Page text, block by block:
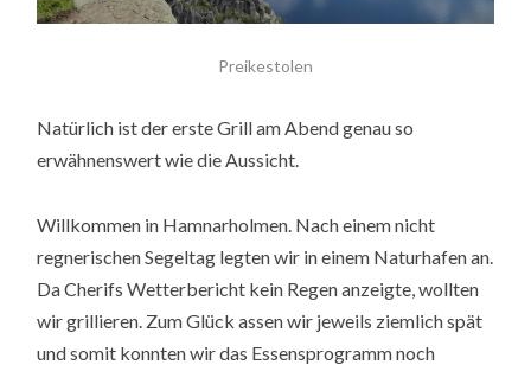
Preikestolen
Natürlich ist der erste Grill am Abend genau so
erwähnenswert wie die Aussicht.
Willkommen in Hamnarholmen. Nach einem nicht
regnerischen Segeltag legten wir in einem Naturhafen an.
Da Cherifs Wetterbericht kein Regen anzeigte, wollten
wir grillieren. Zum Glück assen wir jeweils ziemlich spät
und somit konnten wir das Essensprogramm noch